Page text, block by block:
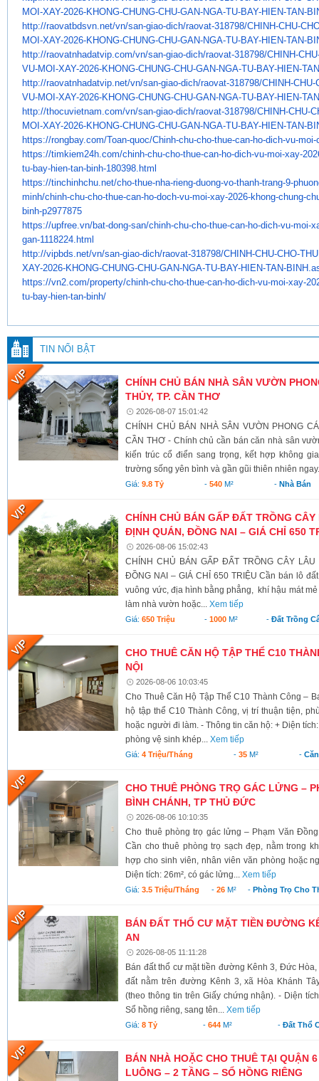
MOI-XAY-2026-KHONG-CHUNG-CHU-GAN-NGA-TU-BAY-HIEN-TAN-
http://raovatbdsvn.net/vn/san-giao-dich/raovat-318798/CHINH-CHU-
MOI-XAY-2026-KHONG-CHUNG-CHU-GAN-NGA-TU-BAY-HIEN-TAN-
http://raovatnhadatvip.com/vn/san-giao-dich/raovat-318798/CHINH-
VU-MOI-XAY-2026-KHONG-CHUNG-CHU-GAN-NGA-TU-BAY-HIEN-
http://raovatnhadatvip.net/vn/san-giao-dich/raovat-318798/CHINH-CHU-
VU-MOI-XAY-2026-KHONG-CHUNG-CHU-GAN-NGA-TU-BAY-HIEN-
http://thocuvietnam.com/vn/san-giao-dich/raovat-318798/CHINH-CHU-
MOI-XAY-2026-KHONG-CHUNG-CHU-GAN-NGA-TU-BAY-HIEN-TAN-
https://rongbay.com/Toan-quoc/Chinh-chu-cho-thue-can-ho-dich-vu-moi-
https://timkiem24h.com/chinh-chu-cho-thue-can-ho-dich-vu-moi-xay-
tu-bay-hien-tan-binh-180398.html
https://tinchinhchu.net/cho-thue-nha-rieng-duong-vo-thanh-trang-9-
minh/chinh-chu-cho-thue-can-ho-doch-vu-moi-xay-2026-khong-chung-
binh-p2977875
https://upfree.vn/bat-dong-san/chinh-chu-cho-thue-can-ho-dich-vu-moi-
gan-1118224.html
http://vipbds.net/vn/san-giao-dich/raovat-318798/CHINH-CHU-CHO-
XAY-2026-KHONG-CHUNG-CHU-GAN-NGA-TU-BAY-HIEN-TAN-
https://vn2.com/property/chinh-chu-cho-thue-can-ho-dich-vu-moi-xay-
tu-bay-hien-tan-binh/
TIN NỔI BẬT
CHÍNH CHỦ BÁN NHÀ SÂN VƯỜN
THỦY, TP. CẦN THƠ
2026-08-07 15:01:42
CHÍNH CHỦ BÁN NHÀ SÂN VƯỜN PHONG
CẦN THƠ - Chính chủ cần bán căn nhà sân
kiến trúc cổ điển sang trọng, kết hợp không
trường sống yên bình và gần gũi thiên nhiên
Giá:9.8 Tỷ -540 M² - Nhà Bán
CHÍNH CHỦ BÁN GẤP ĐẤT TRỒNG
ĐỊNH QUÁN, ĐỒNG NAI – GIÁ CHỈ 650
2026-08-06 15:02:43
CHÍNH CHỦ BÁN GẤP ĐẤT TRỒNG CÂY LÂU
ĐỒNG NAI – GIÁ CHỈ 650 TRIỆU Cần bán lô
vuông vức, địa hình bằng phẳng, khí hậu mát
làm nhà vườn hoặc...Xem tiếp
Giá:650 Triệu - 1000M² -Đất Trồng
CHO THUÊ CĂN HỘ TẬP THỂ C10
NỘI
2026-08-06 10:03:45
Cho Thuê Căn Hộ Tập Thể C10 Thành Công –
hộ tập thể C10 Thành Công, vị trí thuận tiện,
hoặc người đi làm. - Thông tin căn hộ: + Diện
phòng vệ sinh khép...Xem tiếp
Giá:4 Triệu/tháng -35 M² -
CHO THUÊ PHÒNG TRỌ GÁC LỬNG –
BÌNH CHÁNH, TP THỦ ĐỨC
2026-08-06 10:10:35
Cho thuê phòng trọ gác lửng – Phạm Văn
Cần cho thuê phòng trọ sạch đẹp, nằm trong
hợp cho sinh viên, nhân viên văn phòng hoặc
Diện tích: 26m², có gác lửng...Xem tiếp
Giá:3.5 Triệu/tháng - 26M² -Phòng Trọ Cho
BÁN ĐẤT THỔ CƯ MẶT TIỀN ĐƯỜNG
AN
2026-08-05 11:11:28
Bán đất thổ cư mặt tiền đường Kênh 3, Đức
đất nằm trên đường Kênh 3, xã Hòa Khánh
(theo thông tin trên Giấy chứng nhận). - Diện
Sổ hồng riêng, sang tên...Xem tiếp
Giá:8 Tỷ -644 M² - Đất Thổ
BÁN NHÀ HOẶC CHO THUÊ TẠI QUẬN
LUÔNG – 2 TẦNG – SỔ HỒNG RIÊNG